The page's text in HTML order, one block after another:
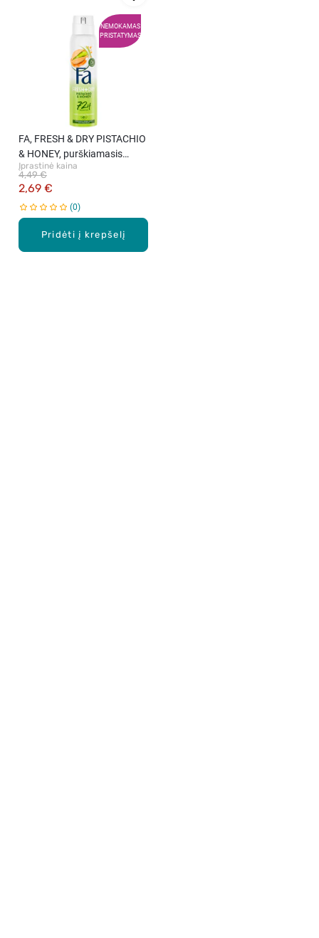
NEMOKAMAS
PRISTATYMAS
Pridėti į krepšelį
FA, FRESH & DRY PISTACHIO
& HONEY, purškiamasis
dezodorantas, 150 ml.
Įprastinė kaina
2,69 €
4,49 €
0